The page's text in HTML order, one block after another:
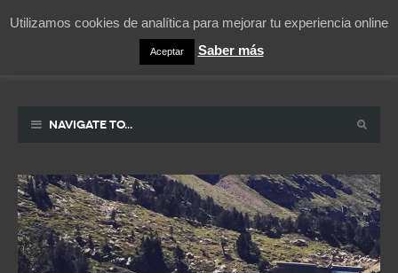
La vida contada en un sueño
Navigate to...
Utilizamos cookies de analítica para mejorar tu experiencia online
Aceptar Saber más